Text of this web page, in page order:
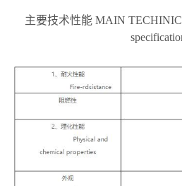
主要技术性能 MAIN